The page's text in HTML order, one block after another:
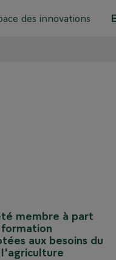
des innovations
membre à part
aux besoins du
l'agriculture